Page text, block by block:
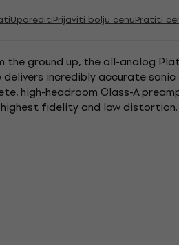
UporeditiPrijaviti bolju cenuPratiti
ground up, the all-analog
delivers incredibly accurate
high-headroom Class-A
fidelity and low distortion.
is...